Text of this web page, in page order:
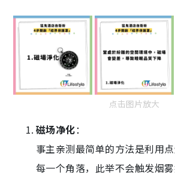
点击图片放大
磁场净化：
事主亲测最简单的方法是利用
每一个角落，此举不会触发烟